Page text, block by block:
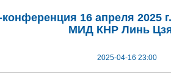
16 апреля 2025
МИД КНР Линь
2025-04-16 23:00